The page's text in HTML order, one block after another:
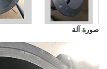
آلة